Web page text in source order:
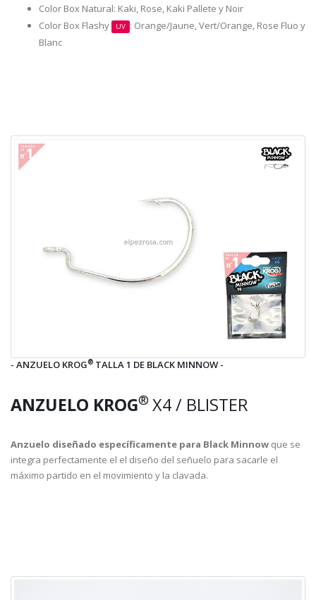
Color Box Natural: Kaki, Rose, Kaki Pallete y Noir
Color Box Flashy
UV : Orange/Jaune, Vert/Orange, Rose Fluo y
Blanc
- ANZUELO KROG® TALLA 1 DE BLACK MINNOW -
ANZUELO KROG® X4 / BLISTER
Anzuelo diseñado específicamente para Black Minnow que se
integra perfectamente el el diseño del señuelo para sacarle el
máximo partido en el movimiento y la clavada.